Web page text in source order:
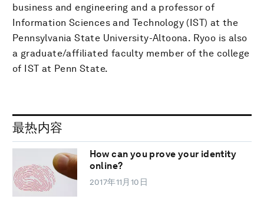
business and engineering and a professor of
Information Sciences and Technology (IST) at the
Pennsylvania State University-Altoona. Ryoo is also
a graduate/affiliated faculty member of the college
of IST at Penn State.
最热内容
How can you prove your identity
online?
2017年11月10日